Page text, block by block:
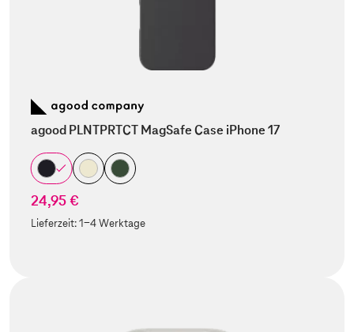
agood PLNTPRTCT MagSafe Case iPhone 17
24,95 €
Lieferzeit:1-4 Werktage